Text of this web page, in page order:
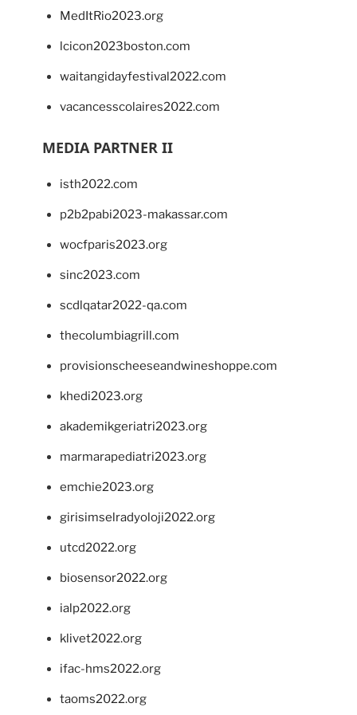
MedItRio2023.org
lcicon2023boston.com
waitangidayfestival2022.com
vacancesscolaires2022.com
MEDIA PARTNER II
isth2022.com
p2b2pabi2023-makassar.com
wocfparis2023.org
sinc2023.com
scdlqatar2022-qa.com
thecolumbiagrill.com
provisionscheeseandwineshoppe.com
khedi2023.org
akademikgeriatri2023.org
marmarapediatri2023.org
emchie2023.org
girisimselradyoloji2022.org
utcd2022.org
biosensor2022.org
ialp2022.org
klivet2022.org
ifac-hms2022.org
taoms2022.org